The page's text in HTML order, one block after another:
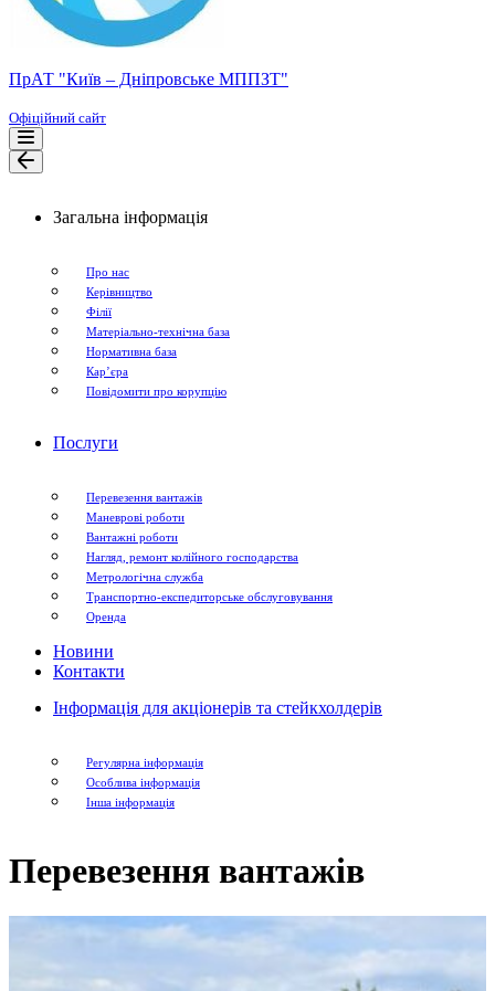
ПрАТ "Київ – Дніпровське МППЗТ"
Офіційний сайт
Меню
навігації
Меню
Загальна інформація
Про нас
Керівництво
Філії
Матеріально-технічна база
Нормативна база
Кар’єра
Повідомити про корупцію
Послуги
Перевезення вантажів
Маневрові роботи
Вантажні роботи
Нагляд, ремонт колійного господарства
Метрологічна служба
Транспортно-експедиторське обслуговування
Оренда
Новини
Контакти
Інформація для акціонерів та стейкхолдерів
Регулярна інформація
Особлива інформація
Інша інформація
Перевезення вантажів